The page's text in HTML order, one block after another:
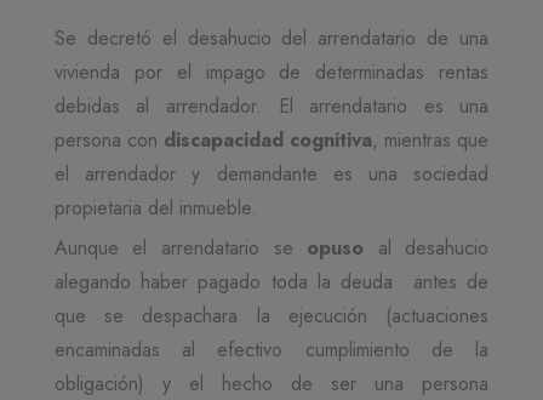
Se decretó el desahucio del arrendatario de una
vivienda por el impago de determinadas rentas
debidas al arrendador. El arrendatario es una
persona con discapacidad cognitiva, mientras que
el arrendador y demandante es una sociedad
propietaria del inmueble.
Aunque el arrendatario se opuso al desahucio
alegando haber pagado toda la deuda antes de
que se despachara la ejecución (actuaciones
encaminadas al efectivo cumplimiento de la
obligación) y el hecho de ser una persona